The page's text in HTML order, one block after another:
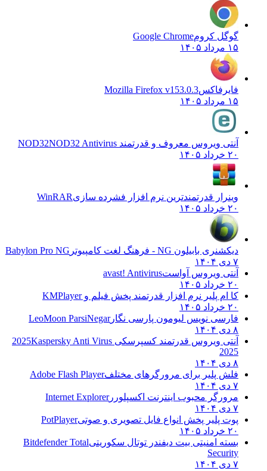
گوگل کرومGoogle Chrome
۱۵ مرداد ۱۴۰۵
فایرفاکسMozilla Firefox v153.0.3
۱۵ مرداد ۱۴۰۵
آنتی ویروس معروف و قدرتمند NOD32 NOD32 Antivirus
۲۰ خرداد ۱۴۰۵
وینرار قدرتمندترین نرم افزار فشرده سازیWinRAR
۲۰ خرداد ۱۴۰۵
دیکشنری بابیلون NG - فرهنگ لغت کامپیوتر
Babylon Pro NG
۷ دی ۱۴۰۴
آنتی ویروس آواستavast! Antivirus
۲۰ خرداد ۱۴۰۵
کا ام پلیر نرم افزار قدرتمند پخش فیلم وKMPlayer
۲۰ خرداد ۱۴۰۵
فارسی نویس لیومون پارسی نگارLeoMoon ParsiNegar
۸ دی ۱۴۰۴
آنتی ویروس قدرتمند کسپرسکی 2025 Kaspersky Anti Virus
2025
۸ دی ۱۴۰۴
فلش پلیر برای مرورگرهای مختلفAdobe Flash Player
۷ دی ۱۴۰۴
مرورگر محبوب اینترنت اکسپلوررInternet Explorer
۷ دی ۱۴۰۴
پوت پلیر پخش انواع فایل تصویری و صوتیPotPlayer
۲۰ خرداد ۱۴۰۵
بسته امنیتی بیت دیفندر توتال سکوریتیBitdefender Total
Security
۷ دی ۱۴۰۴